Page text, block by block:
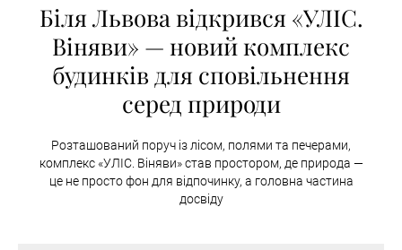
Біля Львова відкрився «УЛІС.
Віняви» — новий комплекс
будинків для сповільнення
серед природи
Розташований поруч із лісом, полями та печерами,
комплекс «УЛІС. Віняви» став простором, де природа —
це не просто фон для відпочинку, а головна частина
досвіду